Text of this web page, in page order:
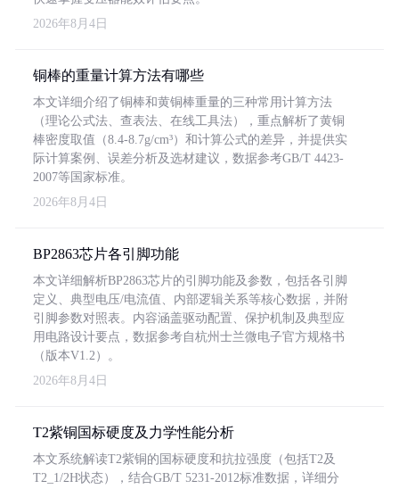
2026年8月4日
铜棒的重量计算方法有哪些
本文详细介绍了铜棒和黄铜棒重量的三种常用计算方法
（理论公式法、查表法、在线工具法），重点解析了黄铜
棒密度取值（8.4-8.7g/cm³）和计算公式的差异，并提供实
际计算案例、误差分析及选材建议，数据参考GB/T 4423-
2007等国家标准。
2026年8月4日
BP2863芯片各引脚功能
本文详细解析BP2863芯片的引脚功能及参数，包括各引脚
定义、典型电压/电流值、内部逻辑关系等核心数据，并附
引脚参数对照表。内容涵盖驱动配置、保护机制及典型应
用电路设计要点，数据参考自杭州士兰微电子官方规格书
（版本V1.2）。
2026年8月4日
T2紫铜国标硬度及力学性能分析
本文系统解读T2紫铜的国标硬度和抗拉强度（包括T2及
T2_1/2H状态），结合GB/T 5231-2012标准数据，详细分